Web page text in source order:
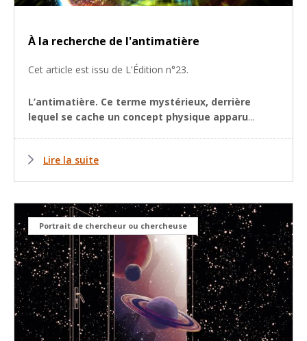
À la recherche de l'antimatière
Cet article est issu de L'Édition n°23.
L’antimatière. Ce terme mystérieux, derrière
lequel se cache un concept physique apparu...
Lire la suite
Portrait de chercheur ou chercheuse